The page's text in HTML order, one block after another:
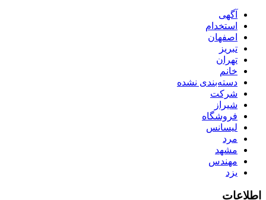
آگهی
استخدام
اصفهان
تبریز
تهران
خانم
دسته‌بندی نشده
شرکت
شیراز
فروشگاه
لیسانس
مرد
مشهد
مهندس
یزد
اطلاعات